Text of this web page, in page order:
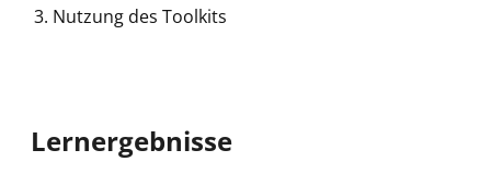
Nutzung des Toolkits
Lernergebnisse